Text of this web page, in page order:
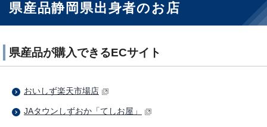
県産品静岡県出身者のお店
県産品が購入できるECサイト
おいしず楽天市場店
JAタウンしずおか「てしお屋」